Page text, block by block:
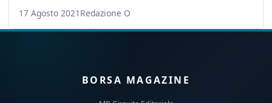
17 Agosto 2021 Redazione O
BORSA MAGAZINE